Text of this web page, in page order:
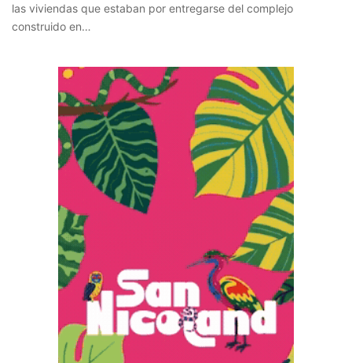
las viviendas que estaban por entregarse del complejo
construido en…